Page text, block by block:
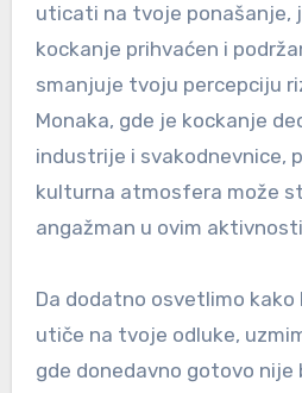
uticati na tvoje ponašanje,
kockanje prihvaćen i
smanjuje tvoju percepciju
Monaka, gde je kockanje
industrije i svakodnevnice,
kulturna atmosfera može
angažman u ovim
Da dodatno osvetlimo
utiče na tvoje odluke,
gde donedavno gotovo nije